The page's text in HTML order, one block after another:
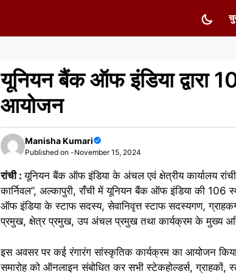
यूनियन बैंक ऑफ इंडिया द्वारा
आयोजन
Manisha Kumari
Published on -November 15, 2024
रांची :यूनियन बैंक ऑफ इंडिया के अंचल एवं क्षेत्रीय कार्यालय
कार्निवल”, अल्कापुरी, राँची में यूनियन बैंक ऑफ इंडिया की
ऑफ इंडिया के स्टाफ सदस्य, सेवानिवृत्त स्टाफ सदस्यगण,
प्रमुख, क्षेत्र प्रमुख, उप अंचल प्रमुख तथा कार्यक्रम के मुख्य
इस अवसर पर कई रंगारंग सांस्कृतिक कार्यक्रम का आयोजन
समारोह को ऑनलाइन संबोधित कर सभी स्टेकहोल्डर्स, ग्राहकों,